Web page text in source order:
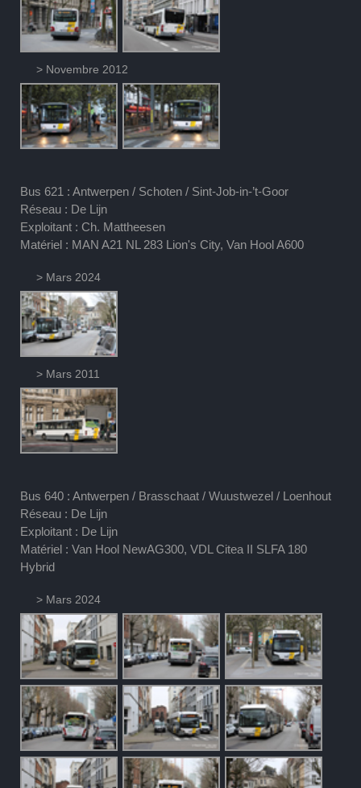
> Novembre 2012
Bus 621 : Antwerpen / Schoten / Sint-Job-in-’t-Goor
Réseau : De Lijn
Exploitant : Ch. Mattheesen
Matériel : MAN A21 NL 283 Lion's City, Van Hool A600
> Mars 2024
> Mars 2011
Bus 640 : Antwerpen / Brasschaat / Wuustwezel / Loenhout
Réseau : De Lijn
Exploitant : De Lijn
Matériel : Van Hool NewAG300, VDL Citea II SLFA 180
Hybrid
> Mars 2024